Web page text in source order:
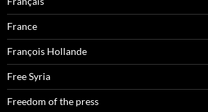
France
François Hollande
Free Syria
Freedom of the press